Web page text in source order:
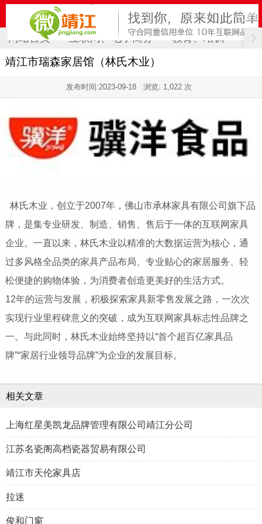
网站首页 互联网、电子商务 教育、培训 计
靖江市瑞森家居馆（林氏木业）
发布时间:2023-09-18 浏览: 1,022 次
林氏木业，创立于2007年，佛山市承林家具有限公司旗下品
牌，是集专业研发、制造、销售、售后于一体的互联网家具
企业。一直以来，林氏木业以精准的大数据运营为核心，通
过多风格全品类的家具产品布局、专业贴心的家居服务、轻
松便捷的购物体验，为消费者创造更美好的生活方式。
12年的运营与发展，积极探索家具新零售发展之路，一次次
实现行业里程碑意义的突破，成为互联网家具标志性品牌之
一。与此同时，林氏木业始终坚持以“首个超百亿家具品
牌”“家居行业领导品牌”为企业的发展目标。
相关文章
上海红星美凯龙品牌管理有限公司靖江分公司
江苏名瓷阁高档瓷器贸易有限公司
靖江市天伦家具店
拉迷
俊和门窗